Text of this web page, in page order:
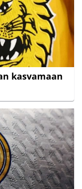
kasvamaan